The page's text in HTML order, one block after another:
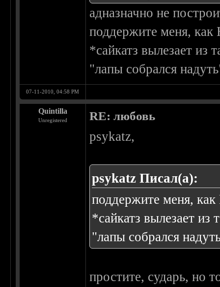
адназначно не
поддержите меня,
*сайкатз вылезает
"лапы собрался
07-11-2010, 04:58 PM
Quintilla
Unregistered RE: любовь
psykatz,
psykatz Писал(а):
поддержите меня,
*сайкатз вылезает
"лапы собрался
простите, сударь, но